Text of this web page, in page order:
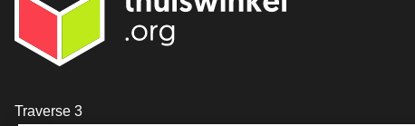
[_General:Contact]
Traverse 3